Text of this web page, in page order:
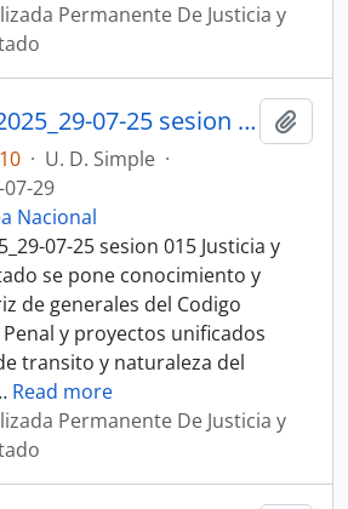
Permanente De Justicia y
010_Acta 015-2025_29-07-25 sesion 015 Justicia y Estructura del Estado
· U. D. Simple ·
29
Nacional
07-25 sesion 015 Justicia y
se pone conocimiento y
de generales del Codigo
y proyectos unificados
transito y naturaleza del
Read more
Permanente De Justicia y